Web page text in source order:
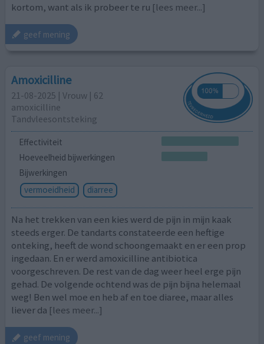
kortom, want als ik probeer te ru [lees meer...]
geef mening
Amoxicilline
21-08-2025 | Vrouw | 62
amoxicilline
Tandvleesontsteking
Effectiviteit
Hoeveelheid bijwerkingen
Bijwerkingen
vermoeidheid
diarree
Na het trekken van een kies werd de pijn in mijn kaak
steeds erger. De tandarts constateerde een heftige
onteking, heeft de wond schoongemaakt en er een prop
ingedaan. En er werd amoxicilline antibiotica
voorgeschreven. De rest van de dag weer heel erge pijn
gehad. De volgende ochtend was de pijn bijna helemaal
weg! Ben wel moe en heb af en toe diaree, maar alles
liever da [lees meer...]
geef mening